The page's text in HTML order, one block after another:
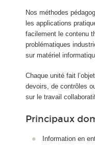
Nos méthodes
les applications
facilement le contenu
problématiques
sur matériel
Chaque unité fait
devoirs, de contrôles
sur le travail
Principaux
Information en